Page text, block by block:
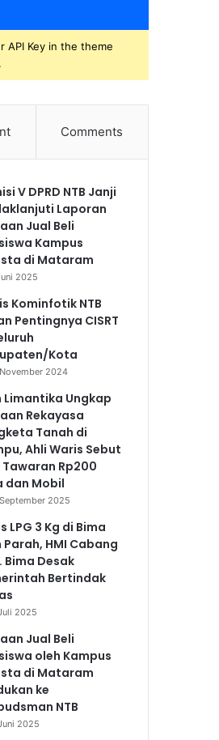
API Key in the theme
Comments
V DPRD NTB Janji
Laporan
Jual Beli
Kampus
di Mataram
2025
Kominfotik NTB
Pentingnya CISRT
Kota
2024
Limantika Ungkap
Rekayasa
Tanah di
Ahli Waris Sebut
Rp200
dan Mobil
2025
LPG 3 Kg di Bima
Parah, HMI Cabang
Bima Desak
Bertindak
2025
Jual Beli
oleh Kampus
di Mataram
ke
NTB
2025